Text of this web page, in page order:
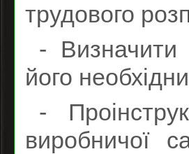
трудового
- Визначити
його
-
виробничої